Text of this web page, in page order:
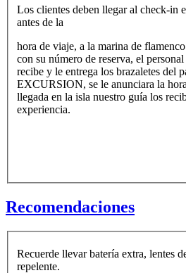
Los clientes deben llegar al check-in
antes de la
hora de viaje, a la marina de
con su número de reserva, el
recibe y le entrega los brazaletes del
EXCURSION, se le anunciara la
llegada en la isla nuestro guía los
experiencia.
Recomendaciones
Recuerde llevar batería extra, lentes
repelente.